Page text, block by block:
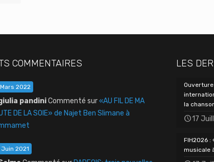
COMMENTAIRES
2022
pandiniCommenté sur«AU FIL DE MA
DE LA SOIE» de Najet Ben Slimane à
2021
LES
la
17
FIH2026 :
musicale